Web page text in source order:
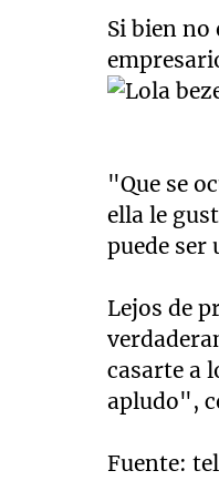
Si bien
"Que se
ella le
puede ser
Lejos de
casarte a
apludo",
Fuente: